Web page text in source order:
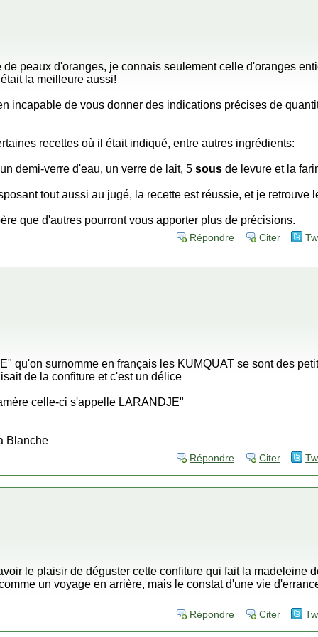
peaux d'oranges, je connais seulement celle d'oranges
la meilleure aussi!
incapable de vous donner des indications précises de
recettes où il était indiqué, entre autres ingrédients:
demi-verre d'eau, un verre de lait, 5 sous de levure et la
tout aussi au jugé, la recette est réussie, et je retrouve
que d'autres pourront vous apporter plus de précisions.
Répondre Citer
qu'on surnomme en français les KUMQUAT se sont des
de la confiture et c'est un délice
celle-ci s'appelle LARANDJE"
Blanche
Répondre Citer
le plaisir de déguster cette confiture qui fait la madeleine
un voyage en arrière, mais le constat d'une vie
Répondre Citer